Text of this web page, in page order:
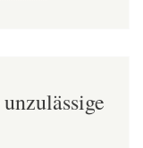
unzulässige